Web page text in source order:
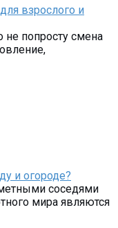
взрослого и
попросту смена
и огороде?
соседями
мира являются